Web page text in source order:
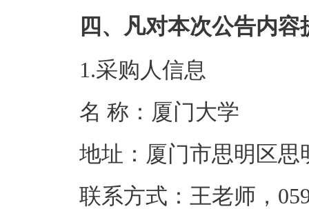
四、凡对本次公告内
1.采购人信息
名 称：厦门
地址：厦门市
联系方式：王老